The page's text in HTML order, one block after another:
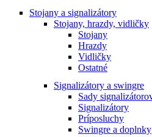
Stojany a signalizátory
Stojany, hrazdy, vidličky
Stojany
Hrazdy
Vidličky
Ostatné
Signalizátory a swingre
Sady
Signalizátory
Príposluchy
Swingre a doplnky